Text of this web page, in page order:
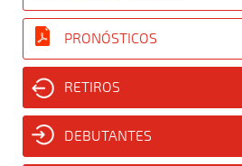
PRONÓSTICOS
RETIROS
DEBUTANTES